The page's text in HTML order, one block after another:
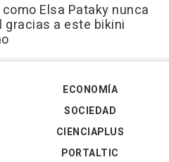
Elsa Pataky nunca
a este bikini
ECONOMÍA
SOCIEDAD
CIENCIAPLUS
PORTALTIC